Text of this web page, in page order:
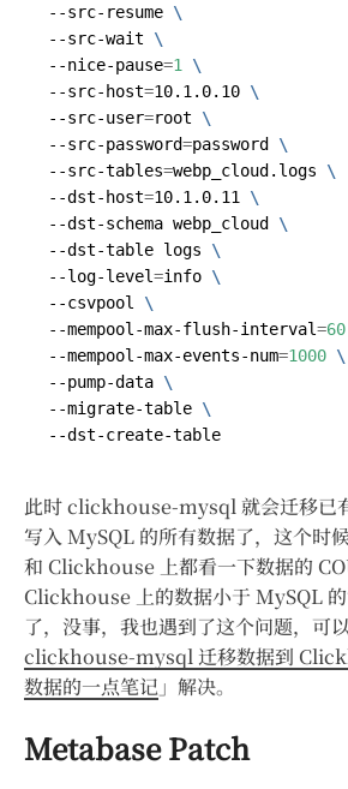
--src-resume
--src-wait
--nice-pause=1
--src-host=10.1.0.10
--src-user=root
--src-password=password
--src-tables=webp_cloud.logs
--dst-host=10.1.0.11
--dst-schema webp_cloud
--dst-table logs
--log-level=info
--csvpool
--mempool-max-flush-interval=60
--mempool-max-events-num=1000
--pump-data
--migrate-table
此时 clickhouse-mysql 就会迁移已
写入 MySQL 的所有数据了，这个时
和 Clickhouse 上都看一下数据的
Clickhouse 上的数据小于 MySQL
了，没事，我也遇到了这个问题，可
clickhouse-mysql 迁移数据到
数据的一点笔记 」解决。
Metabase Patch